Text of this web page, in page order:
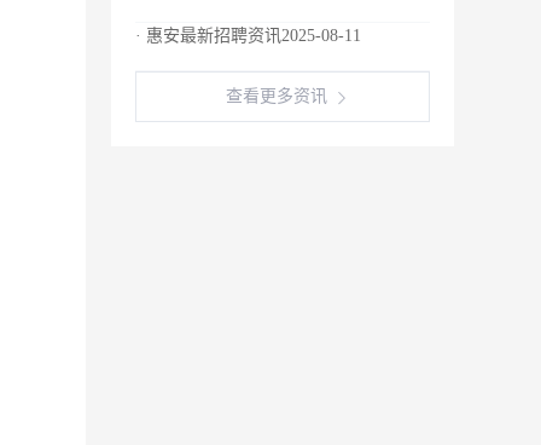
· 惠安最新招聘资讯2025-08-11
查看更多资讯